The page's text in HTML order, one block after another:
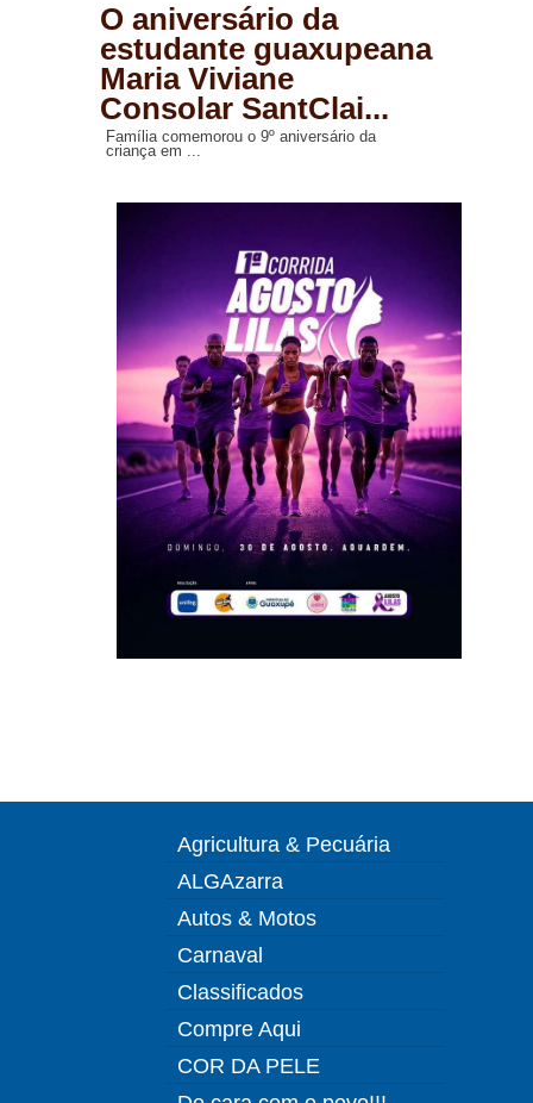
O aniversário da
estudante guaxupeana
Maria Viviane
Consolar SantClai...
Família comemorou o 9º aniversário da
criança em ...
Agricultura & Pecuária
ALGAzarra
Autos & Motos
Carnaval
Classificados
Compre Aqui
COR DA PELE